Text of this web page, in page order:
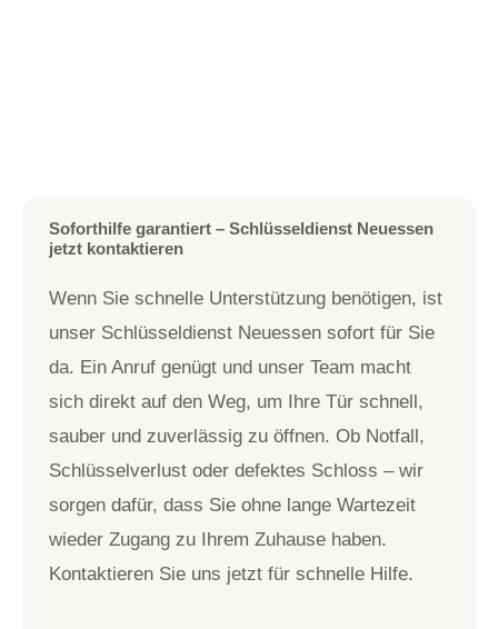
Soforthilfe garantiert – Schlüsseldienst Neuessen
jetzt kontaktieren
Wenn Sie schnelle Unterstützung benötigen, ist
unser Schlüsseldienst Neuessen sofort für Sie
da. Ein Anruf genügt und unser Team macht
sich direkt auf den Weg, um Ihre Tür schnell,
sauber und zuverlässig zu öffnen. Ob Notfall,
Schlüsselverlust oder defektes Schloss – wir
sorgen dafür, dass Sie ohne lange Wartezeit
wieder Zugang zu Ihrem Zuhause haben.
Kontaktieren Sie uns jetzt für schnelle Hilfe.